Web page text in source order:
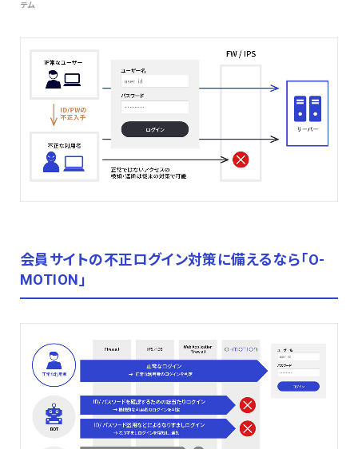
テム
会員サイトの不正ログイン対策に備えるなら「O-
MOTION」